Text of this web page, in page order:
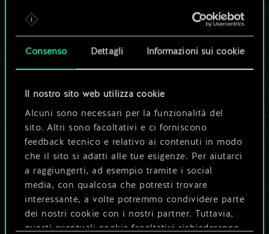
Consenso Dettagli Informazioni sui cookie
Il nostro sito web utilizza cookie
Alcuni sono necessari per la funzionalità del
sito. Altri sono facoltativi e ci forniscono
feedback tecnico e relativo ai contenuti in modo
che il sito si adatti alle tue esigenze. Per aiutarci
a raggiungerti, ad esempio tramite i social
media, con qualcosa che potresti trovare
interessante, a volte potremmo condividere parte
dei nostri cookie con i nostri partner. Tuttavia,
questi eventuali cookie facoltativi richiederanno
Per ora, è solo un
set di carte
condiviso.
Ma può diventare
molto altro!
Dai un nome al mazzo e crea una
guida
Modifica mazzo